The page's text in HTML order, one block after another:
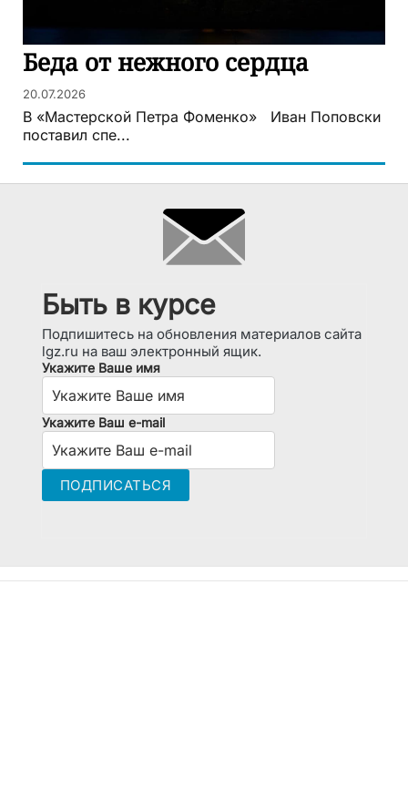
Беда от нежного сердца
20.07.2026
В «Мастерской Петра Фоменко» Иван Поповски
поставил спе...
Быть в курсе
Подпишитесь на обновления материалов сайта
lgz.ru на ваш электронный ящик.
Укажите Ваше имя
Укажите Ваш e-mail